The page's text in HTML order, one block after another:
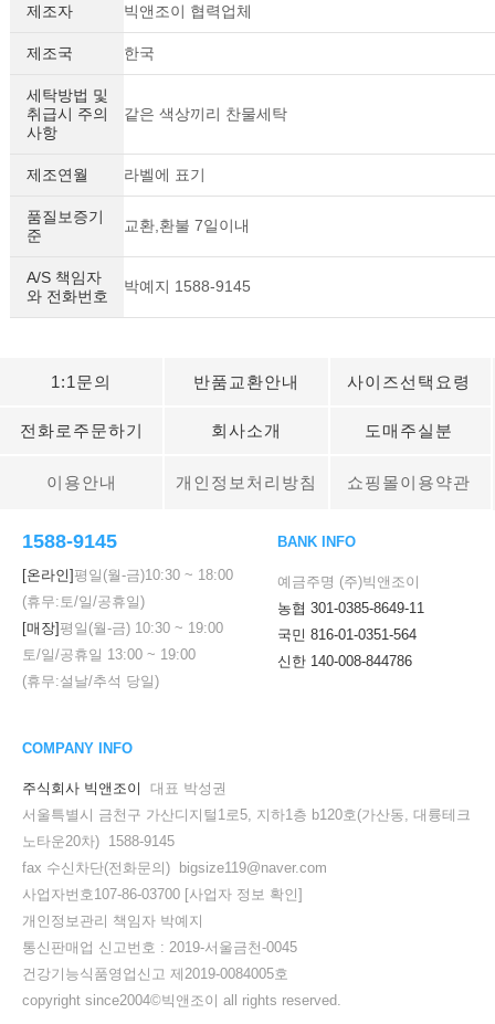
제조자 빅앤조이 협력업체
제조국 한국
세탁방법 및
취급시 주의
사항
같은 색상끼리 찬물세탁
제조연월 라벨에 표기
품질보증기
준
교환,환불 7일이내
A/S 책임자
와 전화번호
박예지 1588-9145
1:1문의 반품교환안내 사이즈선택요령
전화로주문하기 회사소개 도매주실분
이용안내 개인정보처리방침 쇼핑몰이용약관
1588-9145
[온라인]평일(월-금)10:30 ~ 18:00
(휴무:토/일/공휴일)
[매장]평일(월-금) 10:30 ~ 19:00
토/일/공휴일 13:00 ~ 19:00
(휴무:설날/추석 당일)
BANK INFO
예금주명 (주)빅앤조이
농협 301-0385-8649-11
국민 816-01-0351-564
신한 140-008-844786
COMPANY INFO
주식회사 빅앤조이
대표 박성권
서울특별시 금천구 가산디지털1로5, 지하1층 b120호(가산동, 대륭테크
노타운20차) 1588-9145
fax 수신차단(전화문의) bigsize119@naver.com
사업자번호107-86-03700 [사업자 정보 확인]
개인정보관리 책임자 박예지
통신판매업 신고번호 : 2019-서울금천-0045
건강기능식품영업신고 제2019-0084005호
copyright since2004©빅앤조이 all rights reserved.